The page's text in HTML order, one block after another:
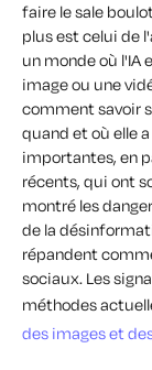
faire le sale
plus est celui de
un monde où l'IA
image ou une
comment savoir
quand et où elle
importantes, en
récents, qui ont
montré les
de la
répandent
sociaux. Les
méthodes
des images et